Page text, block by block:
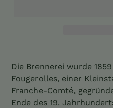
wird
Warenkorb
hinzugefügt
Die Brennerei wurde
Fougerolles, einer
Franche-Comté,
Ende des 19.